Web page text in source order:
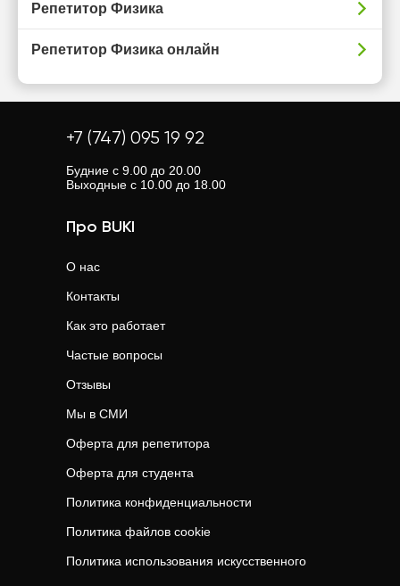
Репетитор Физика
Репетитор Физика онлайн
+7 (747) 095 19 92
Будние с 9.00 до 20.00
Выходные с 10.00 до 18.00
Про BUKI
О нас
Контакты
Как это работает
Частые вопросы
Отзывы
Мы в СМИ
Оферта для репетитора
Оферта для студента
Политика конфиденциальности
Политика файлов cookie
Политика использования искусственного